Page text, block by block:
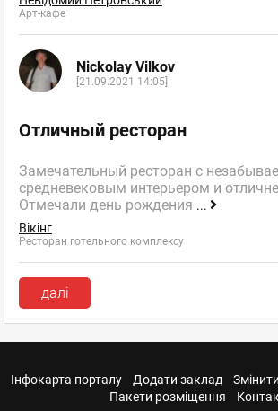
Арт-кафе
Nickolay Vilkov
[21.09.2021 14:05]
Отличный ресторан
Замечательный ресторан с
средневековым интерьером и
Отмечали день рождения ...
Вікінг
Ресторан готельного комплексу
далі
Інфокарта порталу Додати заклад
Пакети розміщення